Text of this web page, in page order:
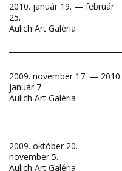
2010. január 19. — február
25.
Aulich Art Galéria
2009. november 17. — 2010.
január 7.
Aulich Art Galéria
2009. október 20. —
november 5.
Aulich Art Galéria